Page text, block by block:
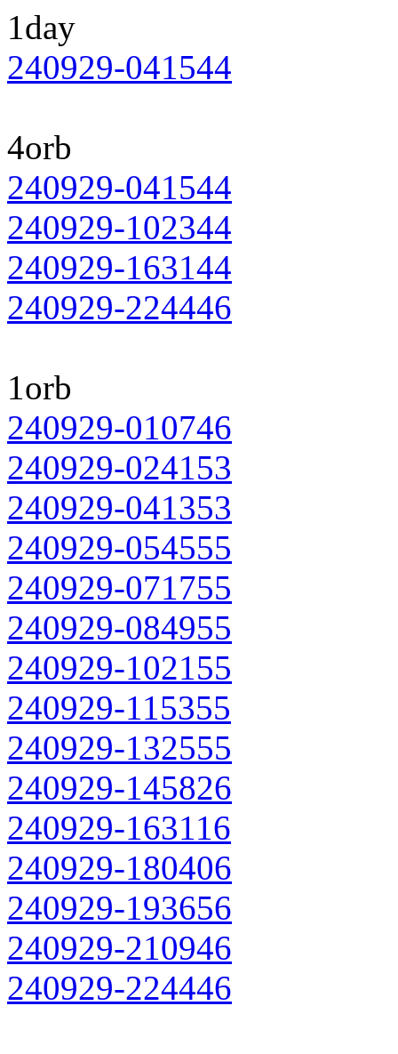
1day
240929-041544
4orb
240929-041544
240929-102344
240929-163144
240929-224446
1orb
240929-010746
240929-024153
240929-041353
240929-054555
240929-071755
240929-084955
240929-102155
240929-115355
240929-132555
240929-145826
240929-163116
240929-180406
240929-193656
240929-210946
240929-224446